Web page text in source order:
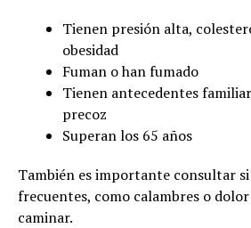
Tienen presión alta,
obesidad
Fuman o han fumado
Tienen antecedentes
precoz
Superan los 65 años
También es importante consultar
frecuentes, como calambres o
caminar.